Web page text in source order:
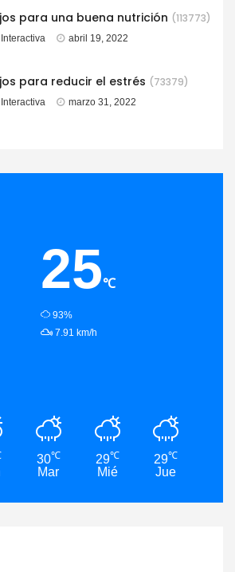
para una buena nutrición (113773)
abril 19, 2022
para reducir el estrés (73379)
marzo 31, 2022
25℃
humidity:
93%
wind:
7.91 km/h
30℃
Mar
29℃
Mié
29℃
Jue